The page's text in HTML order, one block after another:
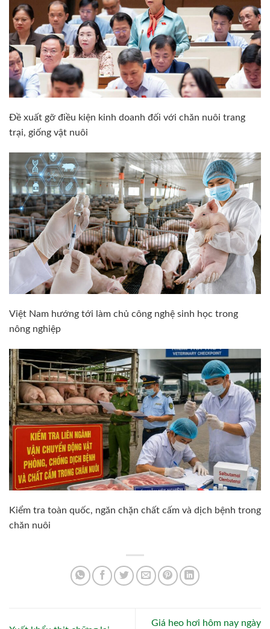
Đề xuất gỡ điều kiện kinh doanh đối với chăn nuôi trang
trại, giống vật nuôi
Việt Nam hướng tới làm chủ công nghệ sinh học trong
nông nghiệp
Kiểm tra toàn quốc, ngăn chặn chất cấm và dịch bệnh trong
chăn nuôi
Giá heo hơi hôm nay ngày